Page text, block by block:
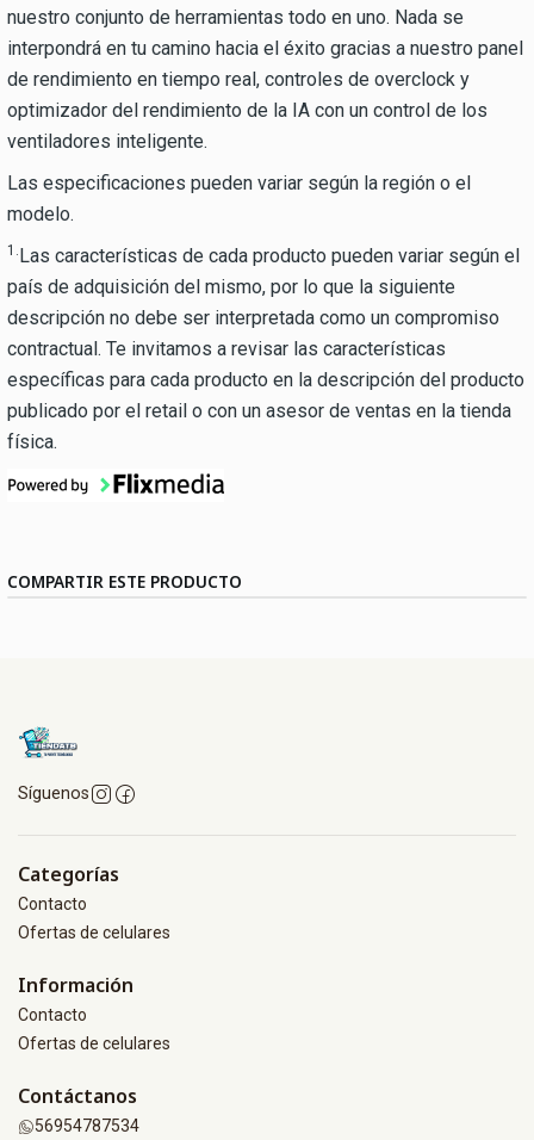
nuestro conjunto de herramientas todo en uno. Nada se
interpondrá en tu camino hacia el éxito gracias a nuestro panel
de rendimiento en tiempo real, controles de overclock y
optimizador del rendimiento de la IA con un control de los
ventiladores inteligente.
Las especificaciones pueden variar según la región o el
modelo.
1. Las características de cada producto pueden variar según el
país de adquisición del mismo, por lo que la siguiente
descripción no debe ser interpretada como un compromiso
contractual. Te invitamos a revisar las características
específicas para cada producto en la descripción del producto
publicado por el retail o con un asesor de ventas en la tienda
física.
COMPARTIR ESTE PRODUCTO
Síguenos
Categorías
Contacto
Ofertas de celulares
Información
Contacto
Ofertas de celulares
Contáctanos
56954787534